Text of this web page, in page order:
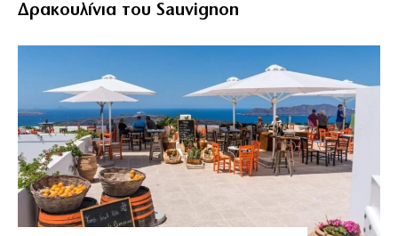
Δρακουλίνια του Sauvignon